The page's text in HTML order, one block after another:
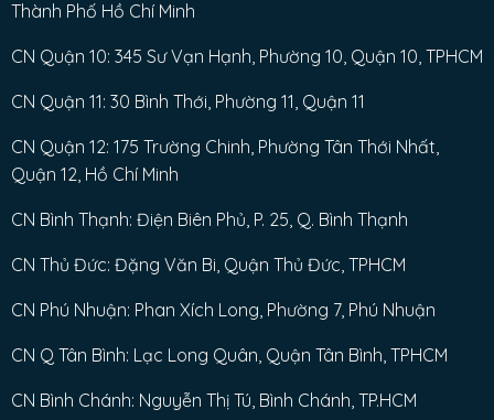
Thành Phố Hồ Chí Minh
CN Quận 10: 345 Sư Vạn Hạnh, Phường 10, Quận 10, TPHCM
CN Quận 11: 30 Bình Thới, Phường 11, Quận 11
CN Quận 12: 175 Trường Chinh, Phường Tân Thới Nhất,
Quận 12, Hồ Chí Minh
CN Bình Thạnh: Điện Biên Phủ, P. 25, Q. Bình Thạnh
CN Thủ Đức: Đặng Văn Bi, Quận Thủ Đức, TPHCM
CN Phú Nhuận: Phan Xích Long, Phường 7, Phú Nhuận
CN Q Tân Bình: Lạc Long Quân, Quận Tân Bình, TPHCM
CN Bình Chánh: Nguyễn Thị Tú, Bình Chánh, TP.HCM